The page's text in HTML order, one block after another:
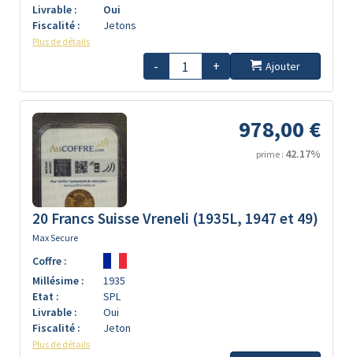
Livrable :
Oui
Fiscalité :
Jetons
Plus de détails
- + Ajouter
978,00 €
prime : 42.17%
20 Francs Suisse Vreneli (1935L, 1947 et 49)
Max Secure
Coffre :
Millésime :
1935
Etat :
SPL
Livrable :
Oui
Fiscalité :
Jeton
Plus de détails